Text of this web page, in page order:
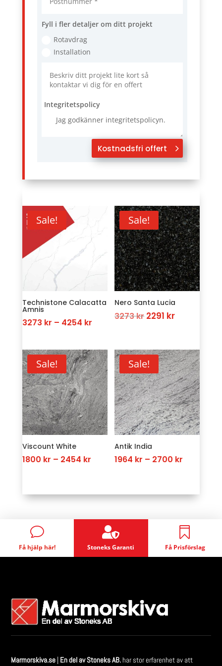
Fyll i fler detaljer om ditt projekt
Rotavdrag
Installation
Integritetspolicy
Jag godkänner integritetspolicyn.
Kostnadsfri offert
Sale!
Technistone Calacatta
Amnis
3273 kr – 4254 krPrice
3273 kr
through
4254 kr
Sale!
Nero Santa Lucia
3273kr Original
3273 kr.
2291 krCurrent
2291 kr.
Sale!
Viscount White
1800 kr – 2454 krPrice
through
Sale!
Antik India
1964 kr – 2700 kr
through
v
Få hjälp här!

Stoneks Garanti

Få Prisförslag
Marmorskiva.se | En del av Stoneks AB.har stor erfarenhet av att